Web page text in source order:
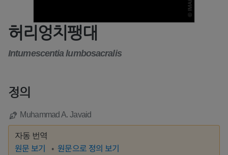
허리엉치팽대
Intumescentia lumbosacralis
정의
Muhammad A. Javaid
자동 번역
원문 보기 원문으로 정의 보기